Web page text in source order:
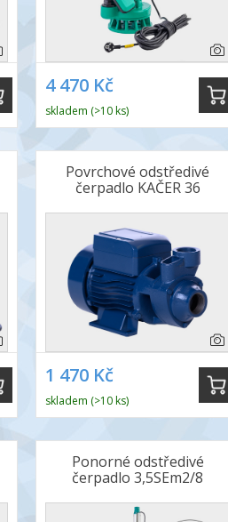
4 470 Kč
skladem (>10 ks)
Povrchové odstředivé
čerpadlo KAČER 36
1 470 Kč
skladem (>10 ks)
Ponorné odstředivé
čerpadlo 3,5SEm2/8